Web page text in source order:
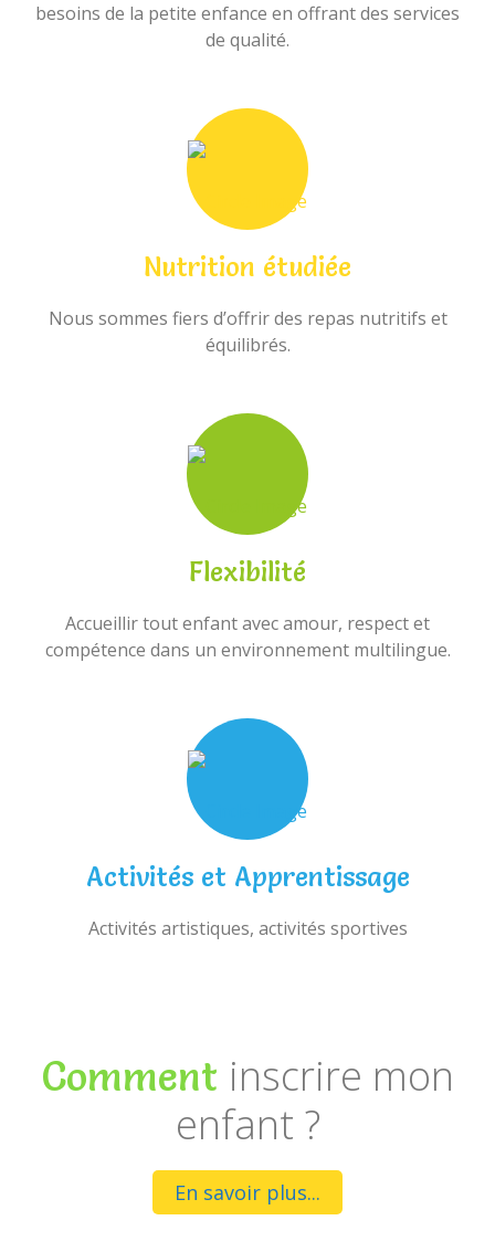
besoins de la petite enfance en offrant des services
de qualité.
Nutrition étudiée
Nous sommes fiers d’offrir des repas nutritifs et
équilibrés.
Flexibilité
Accueillir tout enfant avec amour, respect et
compétence dans un environnement multilingue.
Activités et Apprentissage
Activités artistiques, activités sportives
Comment inscrire mon
enfant ?
En savoir plus...